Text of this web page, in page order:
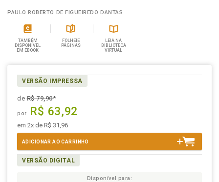
PAULO ROBERTO DE FIGUEIREDO DANTAS
TAMBÉM
DISPONÍVEL
EM EBOOK
FOLHEIE
PÁGINAS
LEIA NA
BIBLIOTECA
VIRTUAL
VERSÃO IMPRESSA
deR$ 79,90*
por R$ 63,92
em 2x de R$ 31,96
ADICIONAR AO CARRINHO
VERSÃO DIGITAL
Disponível para: